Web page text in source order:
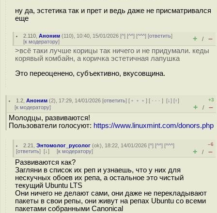
ну да, эстетика так и прет и ведь даже не присматривался
еще
2.110 ,Аноним (110), 10:40, 15/01/2026 [^] [^^] [^^^] [ответить]
[к модератору] + / –
>всё таки лучше корицы так ничего и не придумали. кеды
корявый комбайн, а коричка эстетичная лапушка
Это переоценено, субъективно, вкусовщина.
1.2 ,Аноним (2), 17:29, 14/01/2026 [ответить] [ ﹢﹢﹢] [ · · ·][↓] [↑]
[к модератору]
+3
+ / –
Молодцы, развиваются!
Пользователи голосуют: https://www.linuxmint.com/donors.php
2.21 ,Энтомолог_русолог (ok), 18:22, 14/01/2026 [^] [^^] [^^^]
[ответить] [↓] [к модератору]
–6
+ / –
Развиваются как?
Загляни в список их реп и узнаешь, что у них для
нескучных обоев их репа, а остальное это чистый
текущий Ubuntu LTS
Они ничего не делают сами, они даже не перекладывают
пакеты в свои репы, они живут на репах Ubuntu со всеми
пакетами собранными Canonical